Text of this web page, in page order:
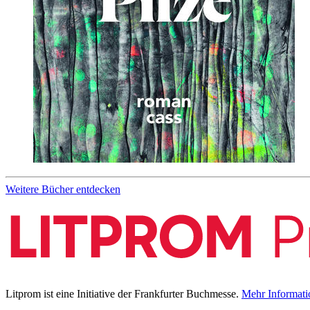
Weitere Bücher entdecken
Litprom ist eine Initiative der Frankfurter Buchmesse. Mehr